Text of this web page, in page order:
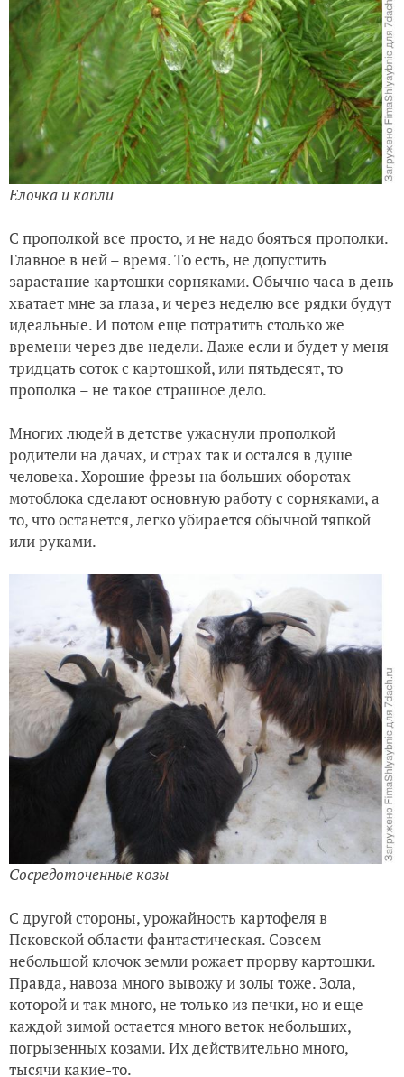
Елочка и капли
С прополкой все просто, и не надо бояться прополки.
Главное в ней – время. То есть, не допустить
зарастание картошки сорняками. Обычно часа в день
хватает мне за глаза, и через неделю все рядки будут
идеальные. И потом еще потратить столько же
времени через две недели. Даже если и будет у меня
тридцать соток с картошкой, или пятьдесят, то
прополка – не такое страшное дело.
Многих людей в детстве ужаснули прополкой
родители на дачах, и страх так и остался в душе
человека. Хорошие фрезы на больших оборотах
мотоблока сделают основную работу с сорняками, а
то, что останется, легко убирается обычной тяпкой
или руками.
Сосредоточенные козы
С другой стороны, урожайность картофеля в
Псковской области фантастическая. Совсем
небольшой клочок земли рожает прорву картошки.
Правда, навоза много вывожу и золы тоже. Зола,
которой и так много, не только из печки, но и еще
каждой зимой остается много веток небольших,
погрызенных козами. Их действительно много,
тысячи какие-то.